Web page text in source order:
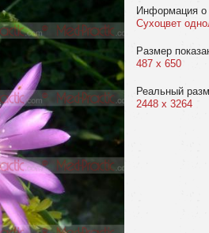
Информация
Сухоцвет
Размер
487 x 650
Реальный
2448 x 3264